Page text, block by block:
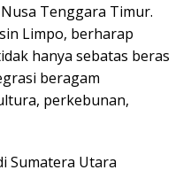
Tenggara Timur.
Limpo, berharap
hanya sebatas beras
beragam
perkebunan,
Sumatera Utara